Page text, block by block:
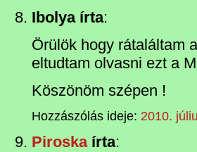
Ibolya írta:
Örülök hogy rátaláltam
eltudtam olvasni ezt a
Köszönöm szépen !
Hozzászólás ideje: 2010.
Piroskaírta: